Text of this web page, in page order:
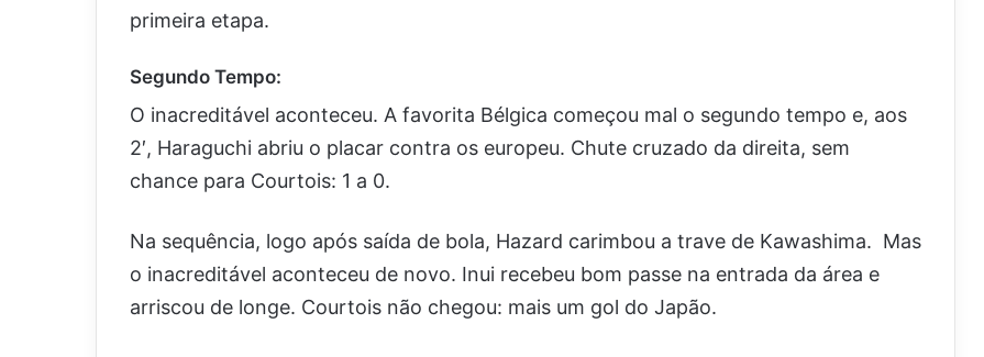
primeira etapa.
Segundo Tempo:
O inacreditável aconteceu. A favorita Bélgica começou mal o segundo tempo e, aos
2′, Haraguchi abriu o placar contra os europeu. Chute cruzado da direita, sem
chance para Courtois: 1 a 0.
Na sequência, logo após saída de bola, Hazard carimbou a trave de Kawashima. Mas
o inacreditável aconteceu de novo. Inui recebeu bom passe na entrada da área e
arriscou de longe. Courtois não chegou: mais um gol do Japão.